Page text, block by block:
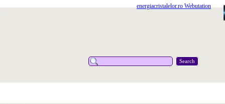
Search
energiacristalelor.ro Webutation